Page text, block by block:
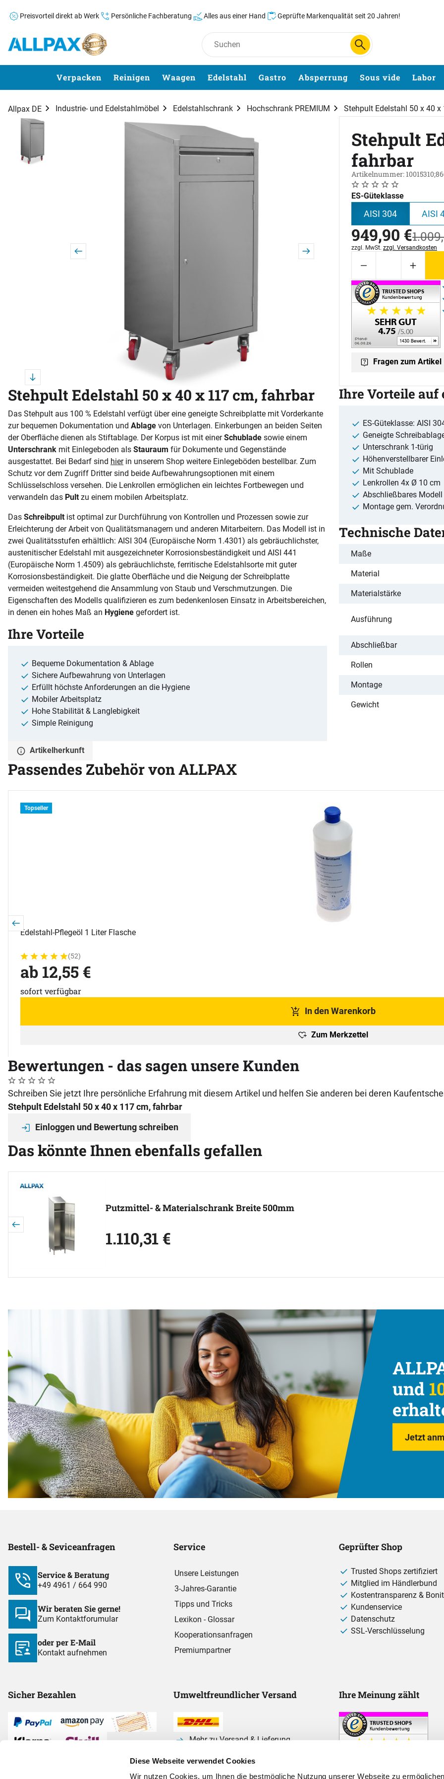
Diese Webseite verwendet Cookies
Wir nutzen Cookies, um Ihnen die bestmögliche Nutzung unserer Webseite zu
Preisvorteil direkt ab Werk Persönliche Fachberatung Alles aus einer Hand Geprüfte Markenqualität seit 20 Jahren!
Zum Hauptinhalt springen
Verpacken Reinigen Waagen Edelstahl Gastro Absperrung Sous vide Labor
Allpax DE Industrie- und Edelstahlmöbel Edelstahlschrank Hochschrank PREMIUM Stehpult Edelstahl 50 x 40
Produktgalerie
Stehpult
fahrbar
Artikelnummer:
Noch keine Bewertungen
0 Bewertungen
ES-Güteklasse
AISI 304 AISI
jetzt:
949,90 €statt:
1.009,
Steuerhinweis:
zzgl. MwSt. zzgl. Versandkosten
Fragen zum Artikel
Stehpult Edelstahl 50 x 40 x 117 cm, fahrbar
Das Stehpult aus 100 % Edelstahl verfügt über eine geneigte Schreibplatte mit Vorderkante
zur bequemen Dokumentation und Ablage von Unterlagen. Einkerbungen an beiden Seiten
der Oberfläche dienen als Stiftablage. Der Korpus ist mit einerSchublade sowie einem
Unterschrank mit Einlegeboden als Stauraum für Dokumente und Gegenstände
ausgestattet. Bei Bedarf sind hierin unserem Shop weitere Einlegeböden bestellbar. Zum
Schutz vor dem Zugriff Dritter sind beide Aufbewahrungsoptionen mit einem
Schlüsselschloss versehen. Die Lenkrollen ermöglichen ein leichtes Fortbewegen und
verwandeln das Pult zu einem mobilen Arbeitsplatz.
Das Schreibpult ist optimal zur Durchführung von Kontrollen und Prozessen sowie zur
Erleichterung der Arbeit von Qualitätsmanagern und anderen Mitarbeitern. Das Modell ist in
zwei Qualitätsstufen erhältlich: AISI 304 (Europäische Norm 1.4301) als gebräuchlichster,
austenitischer Edelstahl mit ausgezeichneter Korrosionsbeständigkeit und AISI 441
(Europäische Norm 1.4509) als gebräuchlichste, ferritische Edelstahlsorte mit guter
Korrosionsbeständigkeit. Die glatte Oberfläche und die Neigung der Schreibplatte
vermeiden weitestgehend die Ansammlung von Staub und Verschmutzungen. Die
Eigenschaften des Modells qualifizieren es zum bedenkenlosen Einsatz in Arbeitsbereichen,
in denen ein hohes Maß an Hygiene gefordert ist.
Ihre Vorteile
Bequeme Dokumentation & Ablage
Sichere Aufbewahrung von Unterlagen
Erfüllt höchste Anforderungen an die Hygiene
Mobiler Arbeitsplatz
Hohe Stabilität & Langlebigkeit
Simple Reinigung
Artikelherkunft
Ihre Vorteile auf
ES-Güteklasse: AISI
Geneigte
Unterschrank 1-türig
Höhenverstellbarer
Mit Schublade
Lenkrollen 4x Ø 10 cm
Abschließbares Modell
Montage gem.
Technische
Maße
Material
Materialstärke
Ausführung
Abschließbar
Rollen
Montage
Gewicht
Passendes Zubehör von ALLPAX
Topseller
Edelstahl-Pflegeöl 1 Liter Flasche
Bewertung: 5 von 5 (52 Bewertungen)
52 Bewertungen
(52)
ab:
ab 12,55 €
sofort verfügbar
In den Warenkorb
Zum Merkzettel
Bewertungen - das sagen unsere Kunden
Noch keine Bewertungen abgegeben
0 Bewertungen
Schreiben Sie jetzt Ihre persönliche Erfahrung mit diesem Artikel und helfen Sie anderen bei deren
Stehpult Edelstahl 50 x 40 x 117 cm, fahrbar
Einloggen und Bewertung schreiben
Das könnte Ihnen ebenfalls gefallen
Putzmittel- & Materialschrank Breite 500mm
1.110,31 €
und
Jetzt
Bestell- & Seviceanfragen
Service & Beratung
+49 4961 / 664 990
Wir beraten Sie gerne!
Zum Kontaktforumular
oder per E-Mail
Kontakt aufnehmen
Service
Unsere Leistungen
3-Jahres-Garantie
Tipps und Tricks
Lexikon - Glossar
Kooperationsanfragen
Premiumpartner
Geprüfter Shop
Trusted Shops zertifiziert
Mitglied im Händlerbund
Kostentransparenz &
Kundenservice
Datenschutz
SSL-Verschlüsselung
Sicher Bezahlen Umweltfreundlicher Versand
Mehr zu Versand & Lieferung
Ihre Meinung zählt